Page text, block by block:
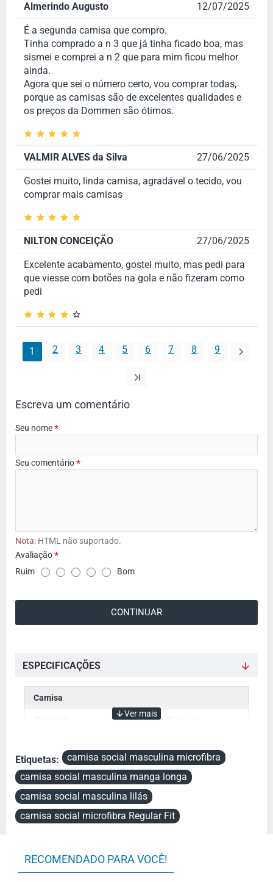
um visual elegante.
Almerindo Augusto 12/07/2025
É a segunda camisa que compro.
Tinha comprado a n 3 que já tinha ficado boa, mas
sismei e comprei a n 2 que para mim ficou melhor
ainda.
Agora que sei o número certo, vou comprar todas,
porque as camisas são de excelentes qualidades e
os preços da Dommen são ótimos.
VALMIR ALVES da Silva 27/06/2025
Gostei muito, linda camisa, agradável o tecido, vou
comprar mais camisas
NILTON CONCEIÇÃO 27/06/2025
Excelente acabamento, gostei muito, mas pedi para
que viesse com botões na gola e não fizeram como
pedi
1 2 3 4 5 6 7 8 9
Escreva um comentário
Seu nome
Seu comentário
Nota: HTML não suportado.
A
a
Avaliação
Ruim
Bom
CONTINUAR
ESPECIFICAÇÕES
Camisa
Colarinho Tradicional
Manga Manga Longa
Tecido Poliéster
Referência Lisa
Etiquetas:
camisa social masculina microfibra
camisa social masculina manga longa
camisa social masculina lilás
camisa social microfibra Regular Fit
RECOMENDADO PARA VOCÊ!